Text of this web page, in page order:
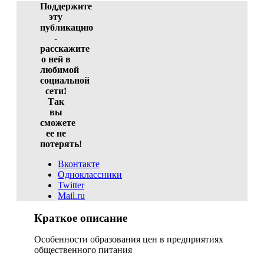
Поддержите
эту
публикацию
-
расскажите
о ней в
любимой
социальной
сети!
Так
вы
сможете
ее не
потерять!
Вконтакте
Одноклассники
Twitter
Mail.ru
Краткое описание
Особенности образования цен в предприятиях
общественного питания